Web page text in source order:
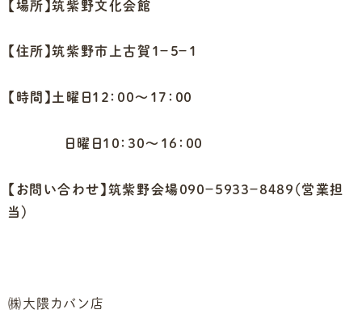
【場所】筑紫野文化会館
【住所】筑紫野市上古賀１－５－１
【時間】土曜日１２：００～１７：００
日曜日１０：３０～１６：００
【お問い合わせ】筑紫野会場０９０－５９３３－８４８９（営業担
当）
㈱大隈カバン店